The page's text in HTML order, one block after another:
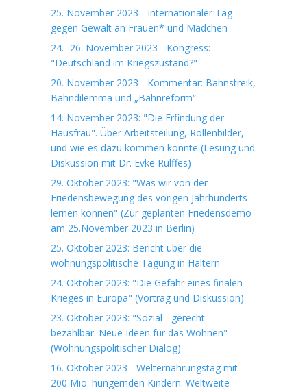
25. November 2023 - Internationaler Tag
gegen Gewalt an Frauen* und Mädchen
24.- 26. November 2023 - Kongress:
"Deutschland im Kriegszustand?"
20. November 2023 - Kommentar: Bahnstreik,
Bahndilemma und „Bahnreform“
14. November 2023: "Die Erfindung der
Hausfrau". Über Arbeitsteilung, Rollenbilder,
und wie es dazu kommen konnte (Lesung und
Diskussion mit Dr. Evke Rulffes)
29. Oktober 2023: "Was wir von der
Friedensbewegung des vorigen Jahrhunderts
lernen können" (Zur geplanten Friedensdemo
am 25.November 2023 in Berlin)
25. Oktober 2023: Bericht über die
wohnungspolitische Tagung in Haltern
24. Oktober 2023: "Die Gefahr eines finalen
Krieges in Europa" (Vortrag und Diskussion)
23. Oktober 2023: "Sozial - gerecht -
bezahlbar. Neue Ideen für das Wohnen"
(Wohnungspolitischer Dialog)
16. Oktober 2023 - Welternährungstag mit
200 Mio. hungernden Kindern: Weltweite